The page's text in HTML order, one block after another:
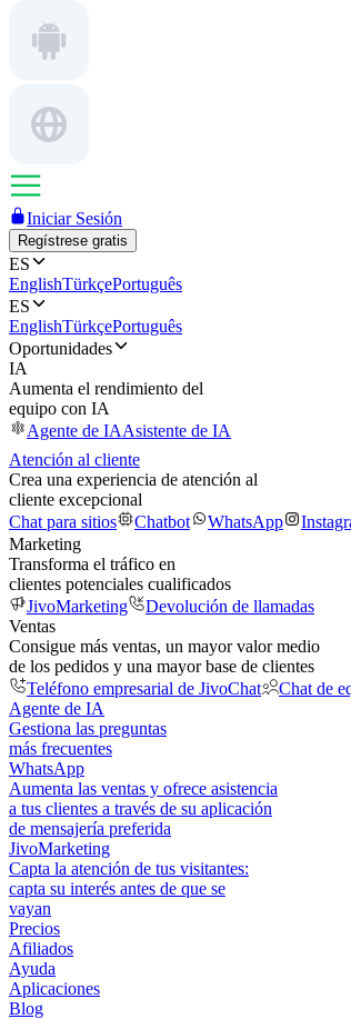
Iniciar Sesión
Regístrese gratis
ES
EnglishTürkçePortuguês
ES
EnglishTürkçePortuguês
Oportunidades
IA
Aumenta el rendimiento del
equipo con IA
Agente de IAAsistente de IA
Atención al cliente
Crea una experiencia de atención al
cliente excepcional
Chat para sitios
Chatbot WhatsApp
Marketing
Transforma el tráfico en
clientes potenciales cualificados
JivoMarketing
Devolución de llamadas
Ventas
Consigue más ventas, un mayor valor medio
de los pedidos y una mayor base de clientes
Teléfono empresarial de JivoChat
Chat de
Agente de IA
Gestiona las preguntas
más frecuentes
WhatsApp
Aumenta las ventas y ofrece asistencia
a tus clientes a través de su aplicación
de mensajería preferida
JivoMarketing
Capta la atención de tus visitantes:
capta su interés antes de que se
vayan
Precios
Afiliados
Ayuda
Aplicaciones
Blog